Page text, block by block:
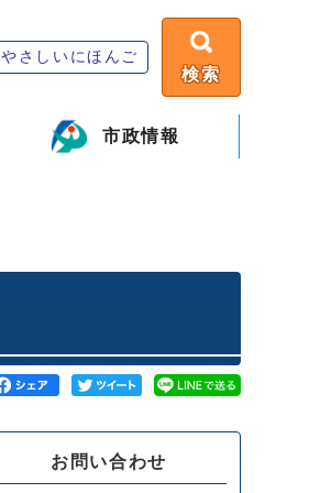
やさしいにほんご
検索
市政情報
お問い合わせ